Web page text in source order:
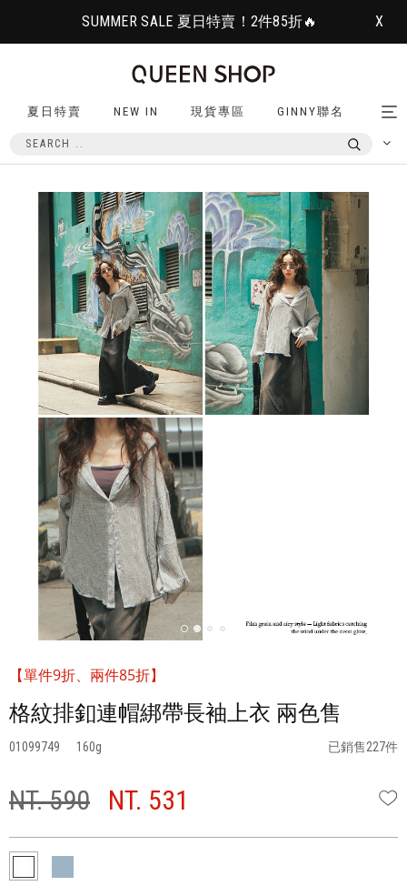
SUMMER SALE 夏日特賣！2件85折🔥 X
夏日特賣 NEW IN 現貨專區 GINNY聯名
【單件9折、兩件85折】
格紋排釦連帽綁帶長袖上衣 兩色售
01099749 160 已銷售227件
NT. 590 NT. 531